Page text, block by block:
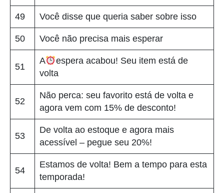
49 Você disse que queria saber sobre isso
50 Você não precisa mais esperar
51
A
espera acabou! Seu item está de
volta
52
Não perca: seu favorito está de volta e
agora vem com 15% de desconto!
53
De volta ao estoque e agora mais
acessível – pegue seu 20%!
54
Estamos de volta! Bem a tempo para esta
temporada!